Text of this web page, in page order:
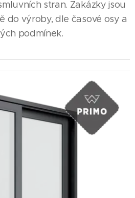
stran. Zakázky jsou
do výroby, dle časové osy a
podmínek.